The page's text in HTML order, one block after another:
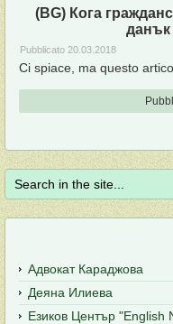
(BG) Кога
данък
Pubblicato 20.03.2018
Ci spiace, ma questo
Адвокат Караджова
Деяна Илиева
Езиков Център "English